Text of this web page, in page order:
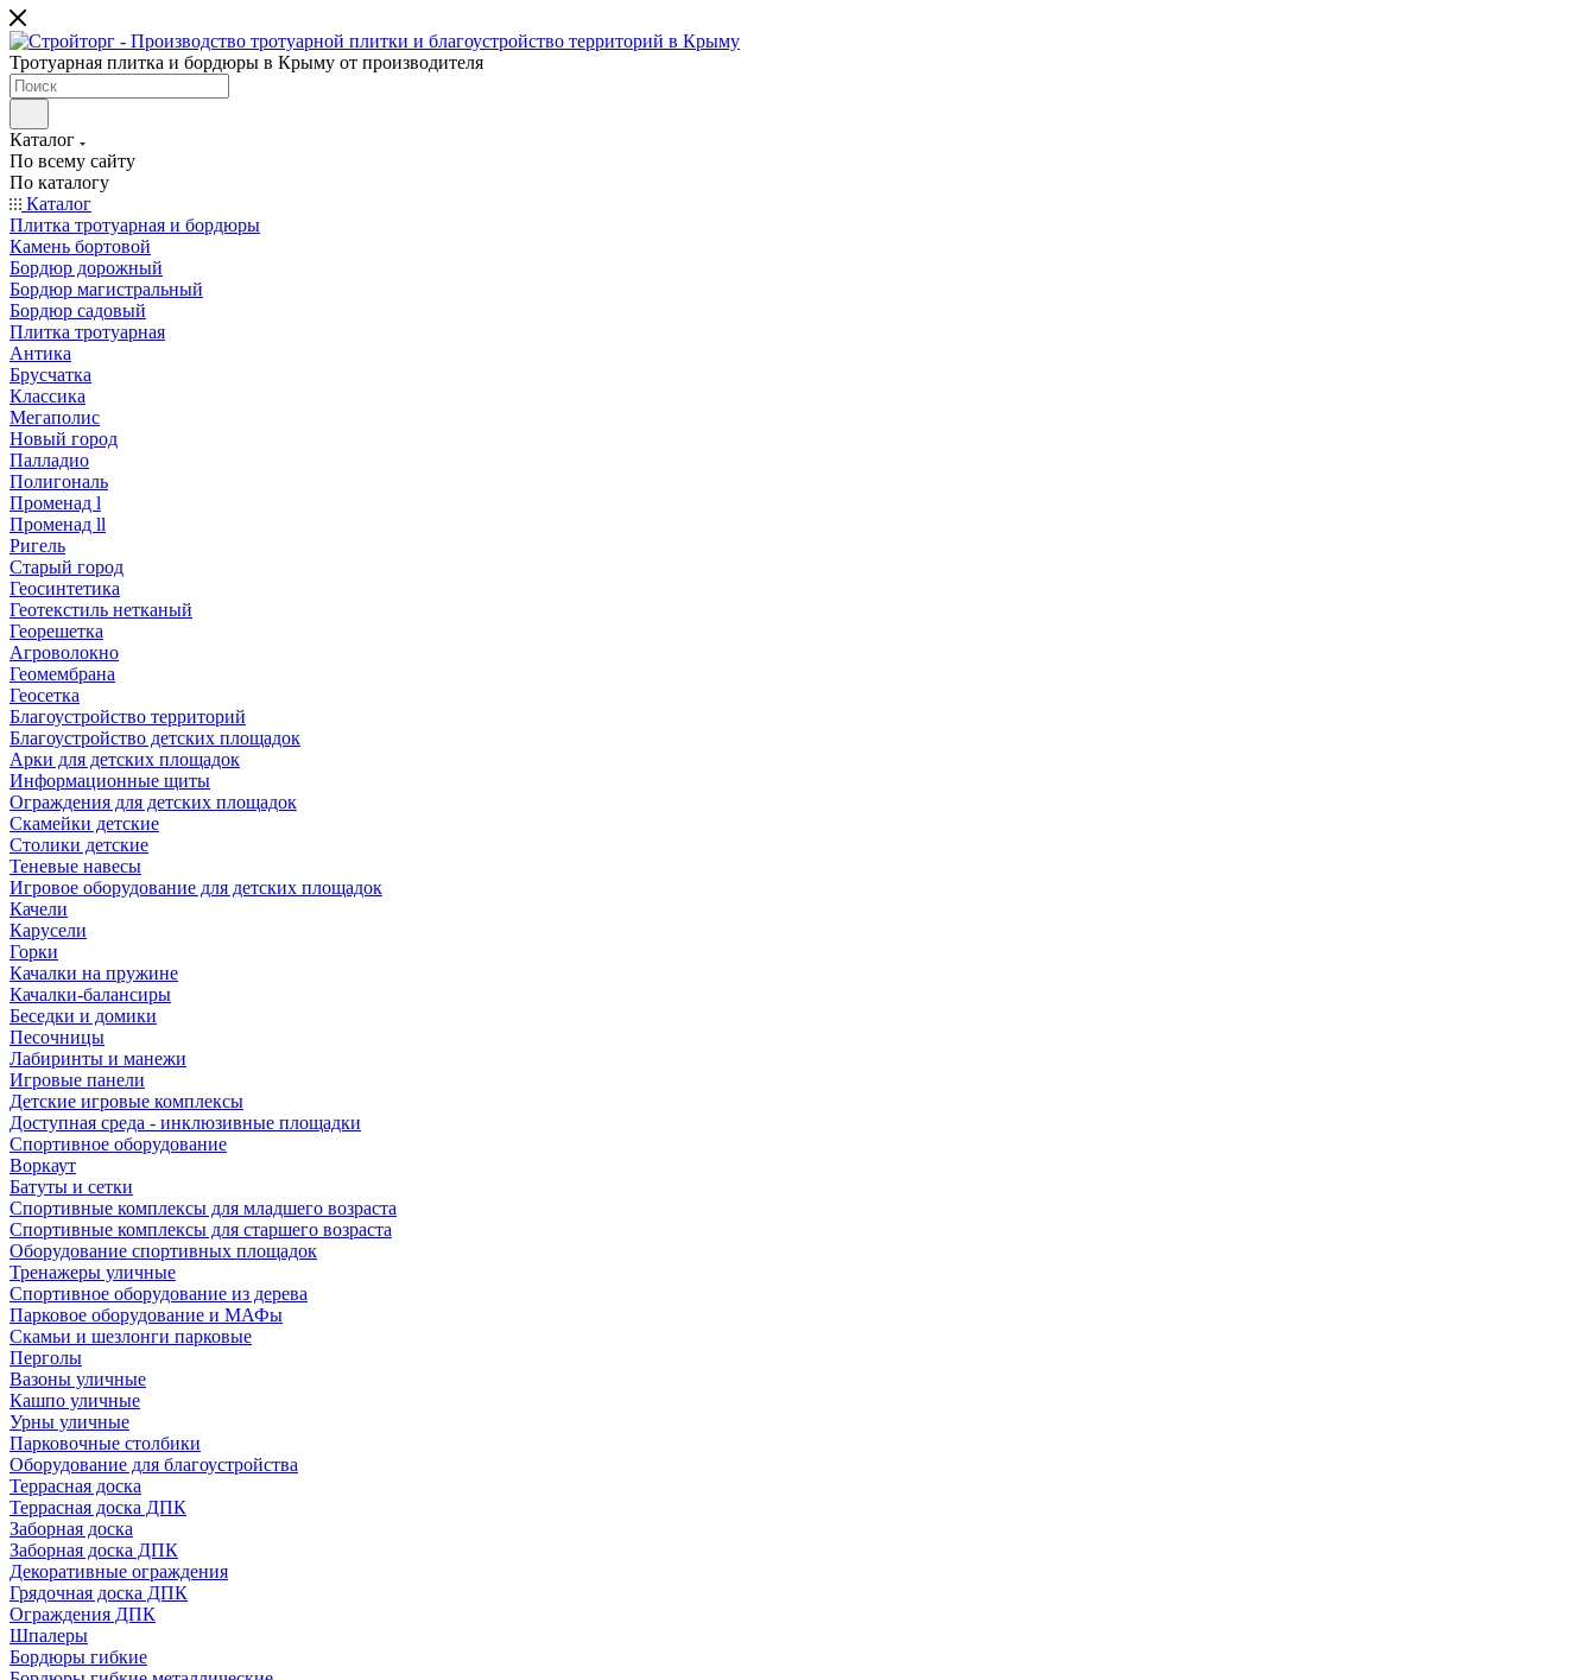
Тротуарная плитка и бордюры в Крыму от производителя
Каталог
По всему сайту
По каталогу
Каталог
Плитка тротуарная и бордюры
Камень бортовой
Бордюр дорожный
Бордюр магистральный
Бордюр садовый
Плитка тротуарная
Антика
Брусчатка
Классика
Мегаполис
Новый город
Палладио
Полигональ
Променад l
Променад ll
Ригель
Старый город
Геосинтетика
Геотекстиль нетканый
Георешетка
Агроволокно
Геомембрана
Геосетка
Благоустройство территорий
Благоустройство детских площадок
Арки для детских площадок
Информационные щиты
Ограждения для детских площадок
Скамейки детские
Столики детские
Теневые навесы
Игровое оборудование для детских площадок
Качели
Карусели
Горки
Качалки на пружине
Качалки-балансиры
Беседки и домики
Песочницы
Лабиринты и манежи
Игровые панели
Детские игровые комплексы
Доступная среда - инклюзивные площадки
Спортивное оборудование
Воркаут
Батуты и сетки
Спортивные комплексы для младшего возраста
Спортивные комплексы для старшего возраста
Оборудование спортивных площадок
Тренажеры уличные
Спортивное оборудование из дерева
Парковое оборудование и МАФы
Скамьи и шезлонги парковые
Перголы
Вазоны уличные
Кашпо уличные
Урны уличные
Парковочные столбики
Оборудование для благоустройства
Террасная доска
Террасная доска ДПК
Заборная доска
Заборная доска ДПК
Декоративные ограждения
Грядочная доска ДПК
Ограждения ДПК
Шпалеры
Бордюры гибкие